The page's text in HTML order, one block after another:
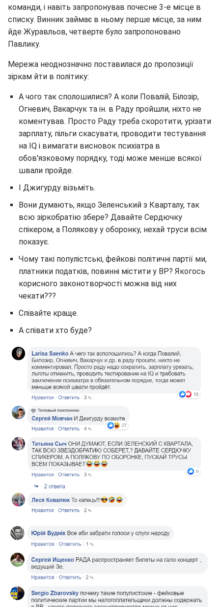
команди, і навіть запропонував почесне 3-е місце в
списку. Винник займає в ньому перше місце, за ним
йде Журавльов, четверте було запропоновано
Павлику.
Мережа неоднозначно поставилася до пропозиції
зіркам йти в політику:
А чого так сполошилися? А коли Повалій, Білозір,
Огневич, Вакарчук та ін. в Раду пройшли, ніхто не
коментував. Просто Раду треба скоротити, урізати
зарплату, пільги скасувати, проводити тестування
на IQ і вимагати висновок психіатра в
обов'язковому порядку, тоді може менше всякої
швали пройде.
І Джигурду візьміть.
Вони думають, якщо Зеленський з Кварталу, так
всю зіркобратію збере? Давайте Сердючку
спікером, а Полякову у оборонку, нехай труси всім
показує.
Чому такі популістські, фейкові політичні партії ми,
платники податків, повинні містити у ВР? Якогось
корисного законотворчості можна від них
чекати???
Співайте краще.
А співати хто буде?